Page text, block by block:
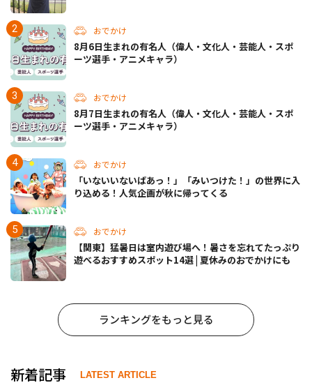
おでかけ
8月6日生まれの有名人（偉人・文化人・芸能人・スポ
ーツ選手・アニメキャラ）
おでかけ
8月7日生まれの有名人（偉人・文化人・芸能人・スポ
ーツ選手・アニメキャラ）
おでかけ
「いないいないばあっ！」「みいつけた！」の世界に入
り込める！人気企画が秋に帰ってくる
おでかけ
【関東】猛暑日は室内遊び場へ！暑さを忘れてたっぷり
遊べるおすすめスポット14選 | 夏休みのおでかけにも
ランキングをもっと見る
新着記事 LATEST ARTICLE